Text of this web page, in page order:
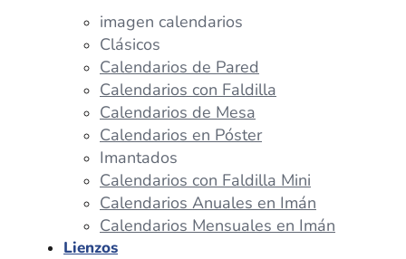
imagen calendarios
Clásicos
Calendarios de Pared
Calendarios con Faldilla
Calendarios de Mesa
Calendarios en Póster
Imantados
Calendarios con Faldilla Mini
Calendarios Anuales en Imán
Calendarios Mensuales en Imán
Lienzos